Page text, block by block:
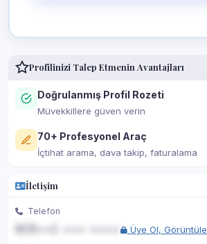
Profilinizi Talep Etmenin Avantajları
Doğrulanmış Profil Rozeti
Müvekkillere güven verin
70+ Profesyonel Araç
İçtihat arama, dava takip, faturalama
İletişim
Telefon
Üye Ol, Görüntüle